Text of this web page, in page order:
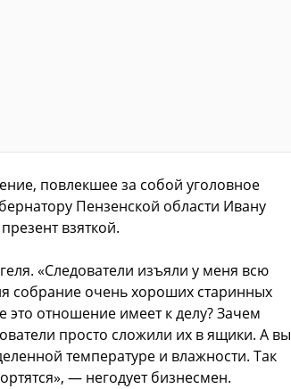
повлекшее за собой уголовное
Пензенской области Ивану
взяткой.
«Следователи изъяли у меня всю
собрание очень хороших старинных
это отношение имеет к делу? Зачем
просто сложили их в ящики. А вы
температуре и влажности. Так
— негодует бизнесмен.